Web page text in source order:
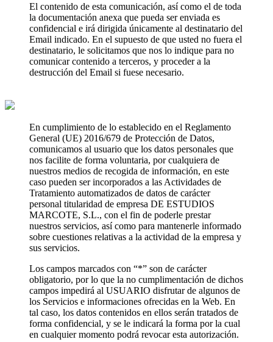
El contenido de esta comunicación, así como el de toda
la documentación anexa que pueda ser enviada es
confidencial e irá dirigida únicamente al destinatario del
Email indicado. En el supuesto de que usted no fuera el
destinatario, le solicitamos que nos lo indique para no
comunicar contenido a terceros, y proceder a la
destrucción del Email si fuese necesario.
En cumplimiento de lo establecido en el Reglamento
General (UE) 2016/679 de Protección de Datos,
comunicamos al usuario que los datos personales que
nos facilite de forma voluntaria, por cualquiera de
nuestros medios de recogida de información, en este
caso pueden ser incorporados a las Actividades de
Tratamiento automatizados de datos de carácter
personal titularidad de empresa DE ESTUDIOS
MARCOTE, S.L., con el fin de poderle prestar
nuestros servicios, así como para mantenerle informado
sobre cuestiones relativas a la actividad de la empresa y
sus servicios.
Los campos marcados con “*” son de carácter
obligatorio, por lo que la no cumplimentación de dichos
campos impedirá al USUARIO disfrutar de algunos de
los Servicios e informaciones ofrecidas en la Web. En
tal caso, los datos contenidos en ellos serán tratados de
forma confidencial, y se le indicará la forma por la cual
en cualquier momento podrá revocar esta autorización.